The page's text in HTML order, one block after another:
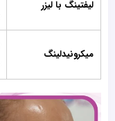
لیفتینگ با لیزر
میکرونیدلینگ